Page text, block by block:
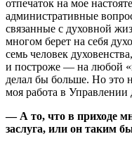
отпечаток на мое
административные
связанные с духовной
многом берет на себя
семь человек
и построже — на любой
делал бы больше. Но это
моя работа в Управлении
— А то, что в приходе
заслуга, или он таким